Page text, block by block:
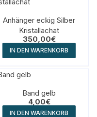
Anhänger eckig Silber
Kristallachat
350,00€
IN DEN WARENKORB
Band gelb
4,00€
IN DEN WARENKORB